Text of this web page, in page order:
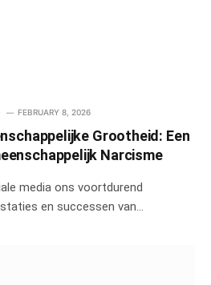
FEBRUARY 8, 2026
Grootheid: Een
Narcisme
media ons voortdurend
en successen van…